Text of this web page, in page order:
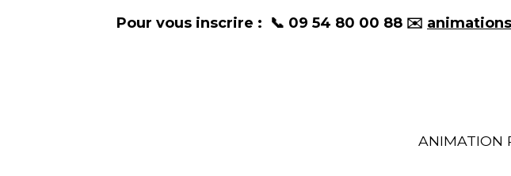
Pour vous inscrire : 📞 09 54 80 00 88 ✉️
ANIMATION